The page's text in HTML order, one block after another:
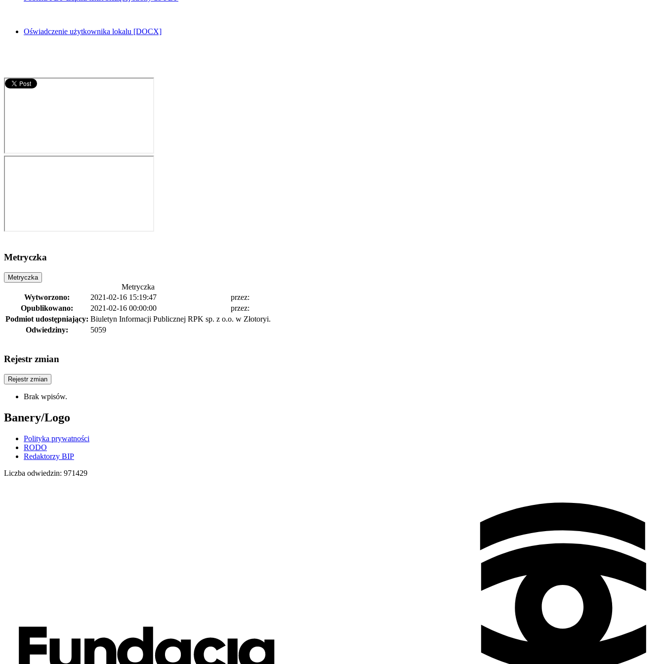
Oświadczenie użytkownika lokalu [DOCX]
Metryczka
Metryczka
Metryczka
Wytworzono:
2021-02-16 15:19:47
przez:
Opublikowano:
2021-02-16 00:00:00
przez:
Podmiot udostępniający: Biuletyn Informacji Publicznej RPK sp. z o.o. w Złotoryi.
Odwiedziny:
5059
Rejestr zmian
Rejestr zmian
Brak wpisów.
Banery/Logo
Polityka prywatności
RODO
Redaktorzy BIP
Liczba odwiedzin: 971429